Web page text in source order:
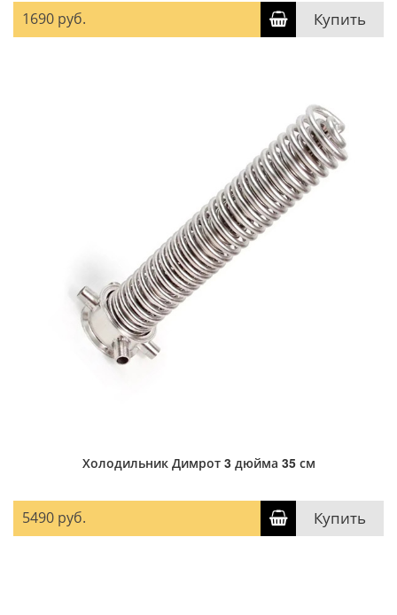
1690 руб. Купить
Холодильник Димрот 3 дюйма 35 см
5490 руб. Купить